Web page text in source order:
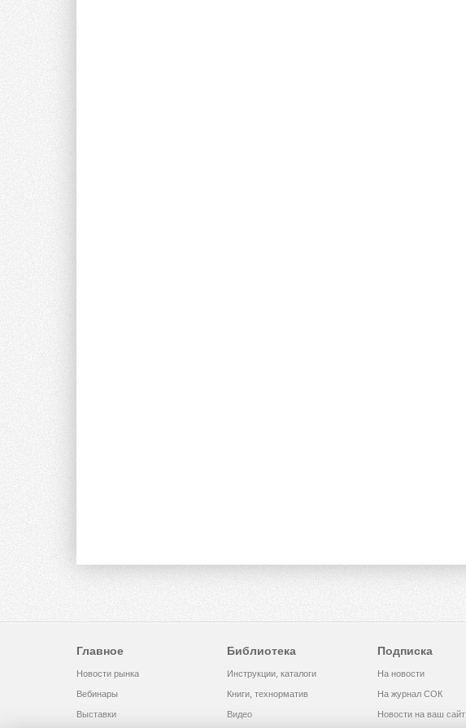
Главное
Новости рынка
Вебинары
Выставки
Библиотека
Инструкции, каталоги
Книги, технорматив
Видео
Подписка
На новости
На журнал СОК
Новости на ваш сайт